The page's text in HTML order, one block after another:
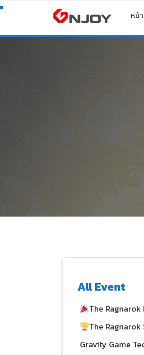
หน้
All Event
The
The Ragnarok
Gravity Game